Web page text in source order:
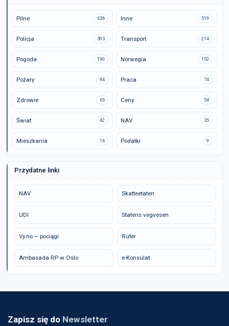
Pilne 636 Inne 519
Policja 303 Transport 214
Pogoda 190 Norwegia 152
Pożary 94 Praca 74
Zdrowie 65 Ceny 54
Świat 42 NAV 35
Mieszkania 16 Podatki 9
Przydatne linki
NAV Skatteetaten
UDI Statens vegvesen
Vy.no – pociągi Ruter
Ambasada RP w Oslo e-Konsulat
Zapisz się do Newsletter